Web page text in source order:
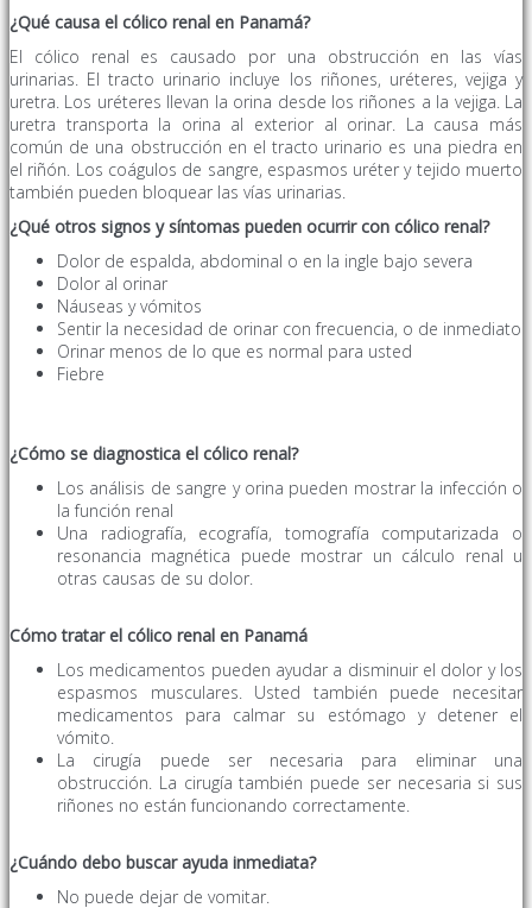
¿Qué causa el cólico renal en Panamá?
El cólico renal es causado por una obstrucción en las vías
urinarias. El tracto urinario incluye los riñones, uréteres, vejiga y
uretra. Los uréteres llevan la orina desde los riñones a la vejiga. La
uretra transporta la orina al exterior al orinar. La causa más
común de una obstrucción en el tracto urinario es una piedra en
el riñón. Los coágulos de sangre, espasmos uréter y tejido muerto
también pueden bloquear las vías urinarias.
¿Qué otros signos y síntomas pueden ocurrir con cólico renal?
Dolor de espalda, abdominal o en la ingle bajo severa
Dolor al orinar
Náuseas y vómitos
Sentir la necesidad de orinar con frecuencia, o de inmediato
Orinar menos de lo que es normal para usted
Fiebre
¿Cómo se diagnostica el cólico renal?
Los análisis de sangre y orina pueden mostrar la infección o
la función renal
Una radiografía, ecografía, tomografía computarizada o
resonancia magnética puede mostrar un cálculo renal u
otras causas de su dolor.
Cómo tratar el cólico renal en Panamá
Los medicamentos pueden ayudar a disminuir el dolor y los
espasmos musculares. Usted también puede necesitar
medicamentos para calmar su estómago y detener el
vómito.
La cirugía puede ser necesaria para eliminar una
obstrucción. La cirugía también puede ser necesaria si sus
riñones no están funcionando correctamente.
¿Cuándo debo buscar ayuda inmediata?
No puede dejar de vomitar.